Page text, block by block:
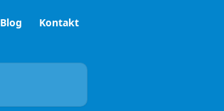
Blog Kontakt